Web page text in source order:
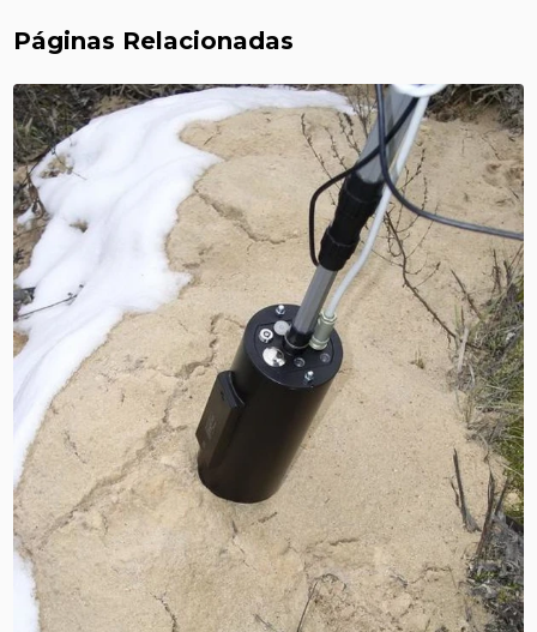
Páginas Relacionadas